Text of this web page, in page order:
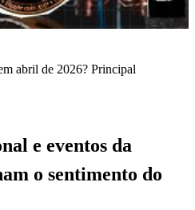
abril de 2026? Principal
e eventos da
o sentimento do